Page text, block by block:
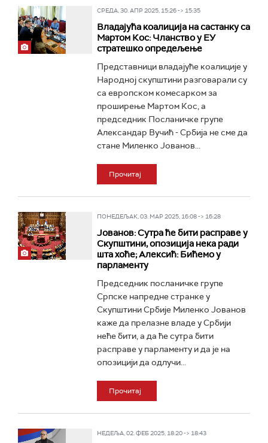
СРЕДА, 30. АПР 2025, 15:26 -> 15:35
Владајућа коалиција на састанку са
Мартом Кос: Чланство у ЕУ
стратешко опредељење
Представници владајуће коалиције у
Народној скупштини разговарали су
са европском комесарком за
проширење Мартом Кос, а
председник Посланичке групе
Александар Вучић - Србија не сме да
стане Миленко Јованов...
Прочитај
ПОНЕДЕЉАК, 03. МАР 2025, 16:08 -> 16:28
Јованов: Сутра ће бити расправе у
Скупштини, опозиција нека ради
шта хоће; Алексић: Бићемо у
парламенту
Председник посланичке групе
Српске напредне странке у
Скупштини Србије Миленко Јованов
каже да прелазне владе у Србији
неће бити, а да ће сутра бити
расправе у парламенту и да је на
опозицији да одлучи...
Прочитај
НЕДЕЉА, 02. ФЕБ 2025, 18:20 -> 18:43